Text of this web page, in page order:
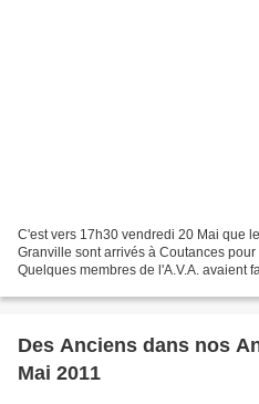
C'est vers 17h30 vendredi 20 Mai que
Granville sont arrivés à Coutances
Quelques membres de l'A.V.A. avaient
Des Anciens dans nos
Mai 2011